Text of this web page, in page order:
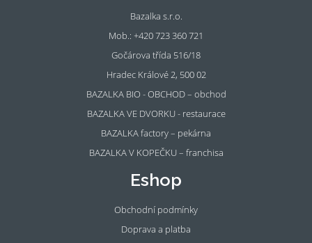
Bazalka s.r.o.
Mob.: +420 723 360 721
Gočárova třída 516/18
Hradec Králové 2, 500 02
BAZALKA BIO - OBCHOD – obchod
BAZALKA VE DVORKU - restaurace
BAZALKA factory – pekárna
BAZALKA V KOPEČKU – franchisa
Eshop
Obchodní podmínky
Doprava a platba